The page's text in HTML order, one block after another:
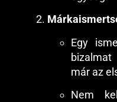
Egy
már az
Nem